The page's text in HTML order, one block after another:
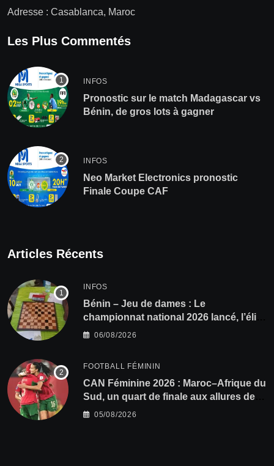
Adresse : Casablanca, Maroc
Les Plus Commentés
INFOS
Pronostic sur le match Madagascar vs
Bénin, de gros lots à gagner
INFOS
Neo Market Electronics pronostic
Finale Coupe CAF
Articles Récents
INFOS
Bénin – Jeu de dames : Le
championnat national 2026 lancé, l’élite
du damier à la conquête du sacre
06/08/2026
FOOTBALL FÉMININ
CAN Féminine 2026 : Maroc–Afrique du
Sud, un quart de finale aux allures de
finale
05/08/2026